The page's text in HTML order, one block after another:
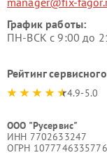
График работы:
ПН-ВСК с 9:00 до
Рейтинг
4.9-5.0
ООО "Русервис"
ИНН 7702633247
ОГРН 1077746335776